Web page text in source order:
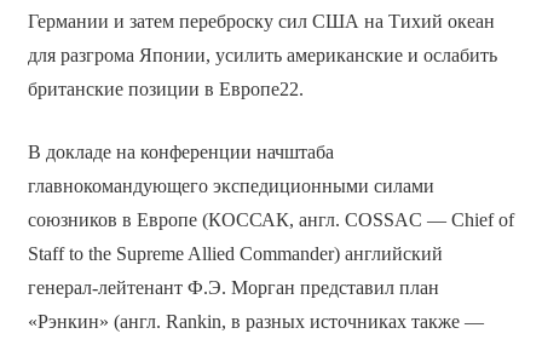
Германии и затем переброску сил США на Тихий океан
для разгрома Японии, усилить американские и ослабить
британские позиции в Европе22.
В докладе на конференции начштаба
главнокомандующего экспедиционными силами
союзников в Европе (КОССАК, англ. COSSAC — Chief of
Staff to the Supreme Allied Commander) английский
генерал-лейтенант Ф.Э. Морган представил план
«Рэнкин» (англ. Rankin, в разных источниках также —